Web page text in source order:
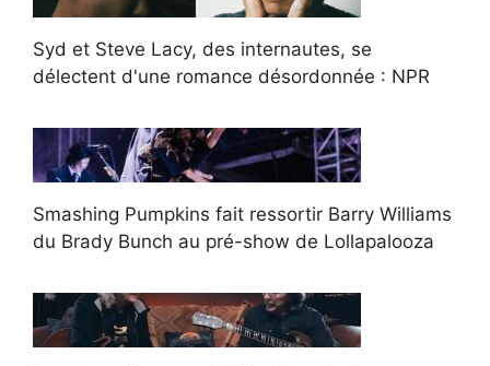
Syd et Steve Lacy, des internautes, se
délectent d'une romance désordonnée : NPR
Smashing Pumpkins fait ressortir Barry Williams
du Brady Bunch au pré-show de Lollapalooza